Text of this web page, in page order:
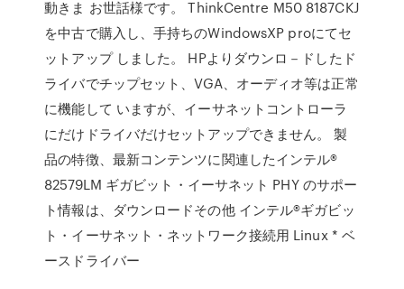
動きま お世話様です。 ThinkCentre M50 8187CKJ
を中古で購入し、手持ちのWindowsXP proにてセ
ットアップ しました。 HPよりダウンロ－ドしたド
ライバでチップセット、VGA、オーディオ等は正常
に機能して いますが、イーサネットコントローラ
にだけドライバだけセットアップできません。 製
品の特徴、最新コンテンツに関連したインテル®
82579LM ギガビット・イーサネット PHY のサポー
ト情報は、ダウンロードその他 インテル®ギガビッ
ト・イーサネット・ネットワーク接続用 Linux * ベ
ースドライバー